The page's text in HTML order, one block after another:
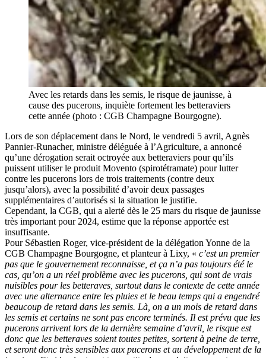
Avec les retards dans les semis, le risque de jaunisse, à
cause des pucerons, inquiète fortement les betteraviers
cette année (photo : CGB Champagne Bourgogne).
Lors de son déplacement dans le Nord, le vendredi 5 avril, Agnès
Pannier-Runacher, ministre déléguée à l’Agriculture, a annoncé
qu’une dérogation serait octroyée aux betteraviers pour qu’ils
puissent utiliser le produit Movento (spirotétramate) pour lutter
contre les pucerons lors de trois traitements (contre deux
jusqu’alors), avec la possibilité d’avoir deux passages
supplémentaires d’autorisés si la situation le justifie.
Cependant, la CGB, qui a alerté dès le 25 mars du risque de jaunisse
très important pour 2024, estime que la réponse apportée est
insuffisante.
Pour Sébastien Roger, vice-président de la délégation Yonne de la
CGB Champagne Bourgogne, et planteur à Lixy, « c’est un premier
pas que le gouvernement reconnaisse, et ça n’a pas toujours été le
cas, qu’on a un réel problème avec les pucerons, qui sont de vrais
nuisibles pour les betteraves, surtout dans le contexte de cette année
avec une alternance entre les pluies et le beau temps qui a engendré
beaucoup de retard dans les semis. Là, on a un mois de retard dans
les semis et certains ne sont pas encore terminés. Il est prévu que les
pucerons arrivent lors de la dernière semaine d’avril, le risque est
donc que les betteraves soient toutes petites, sortent à peine de terre,
et seront donc très sensibles aux pucerons et au développement de la